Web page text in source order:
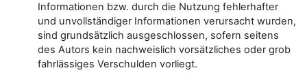
Informationen bzw. durch die Nutzung fehlerhafter
und unvollständiger Informationen verursacht wurden,
sind grundsätzlich ausgeschlossen, sofern seitens
des Autors kein nachweislich vorsätzliches oder grob
fahrlässiges Verschulden vorliegt.